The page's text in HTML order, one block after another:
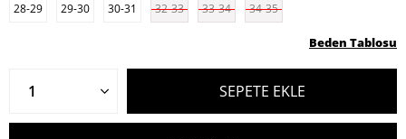
28-29 29-30 30-31 32-33 33-34 34-35
Beden Tablosu